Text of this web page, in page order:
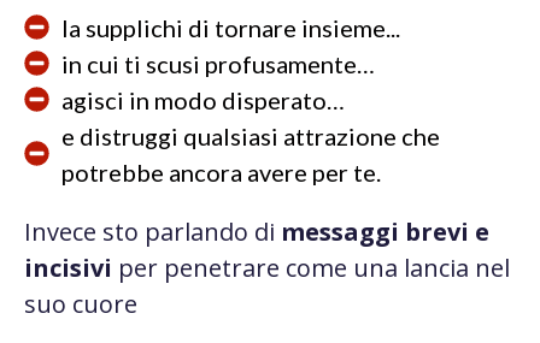
la supplichi di tornare insieme...
in cui ti scusi profusamente…
agisci in modo disperato…
e distruggi qualsiasi attrazione che
potrebbe ancora avere per te.
Invece sto parlando di messaggi brevi e
incisivi per penetrare come una lancia nel
suo cuore